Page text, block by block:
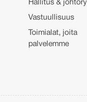
Hallitus &
Vastuullisuus
Toimialat, joita
palvelemme